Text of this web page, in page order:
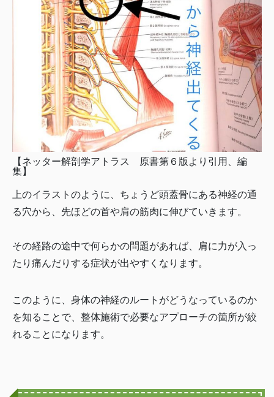
【ネッター解剖学アトラス 原書第６版より引用、編
集】
上のイラストのように、ちょうど頭蓋骨にある神経の通
る穴から、先ほどの首や肩の筋肉に伸びていきます。
その経路の途中で何らかの問題があれば、肩に力が入っ
たり痛んだりする症状が出やすくなります。
このように、身体の神経のルートがどうなっているのか
を知ることで、整体施術で必要なアプローチの箇所が絞
れることになります。